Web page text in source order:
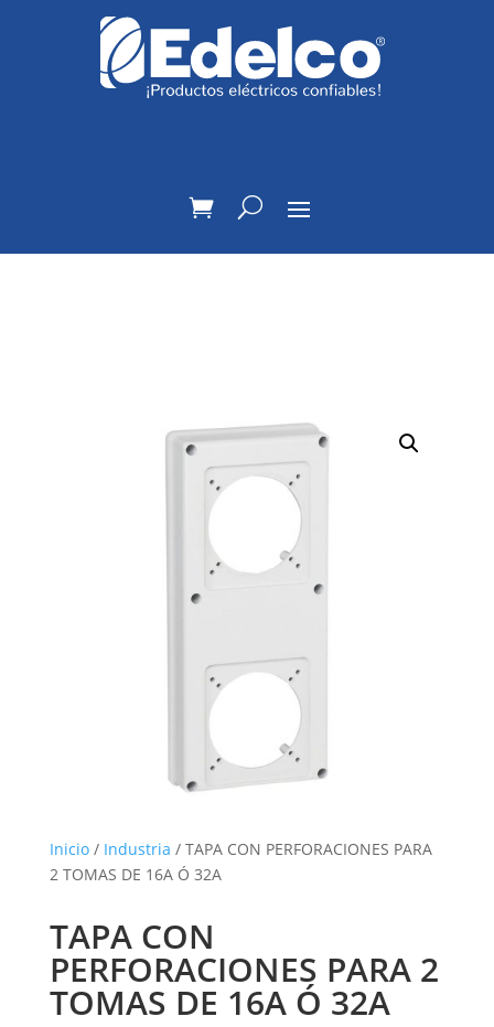
Inicio/ Industria / TAPA CON PERFORACIONES PARA
2 TOMAS DE 16A Ó 32A
TAPA CON
PERFORACIONES PARA 2
TOMAS DE 16A Ó 32A